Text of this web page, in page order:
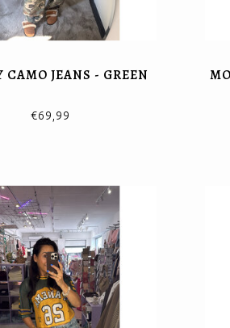
CAMO JEANS - GREEN
€69,99